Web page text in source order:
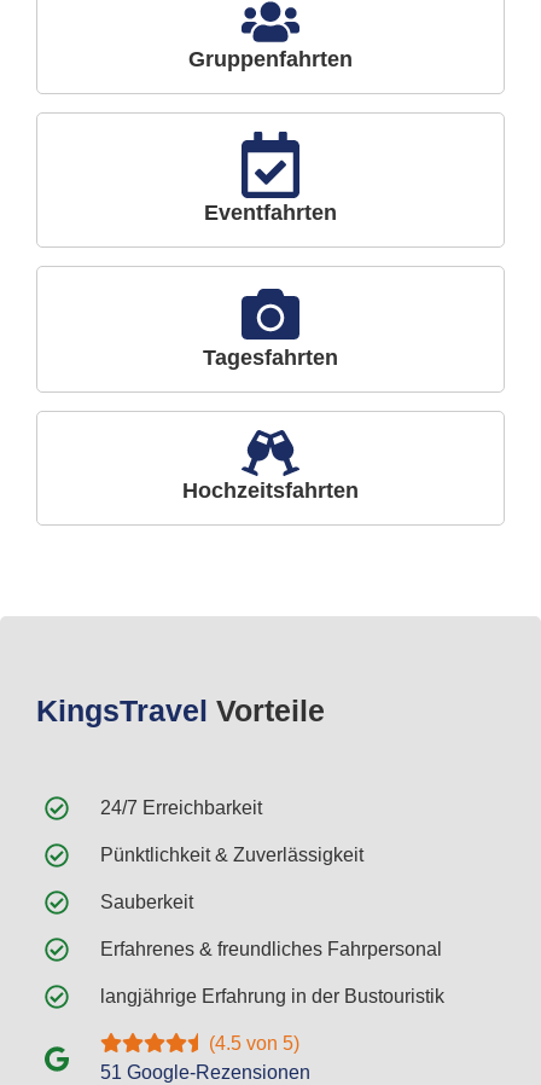
Gruppenfahrten
Eventfahrten
Tagesfahrten
Hochzeitsfahrten
KingsTravel Vorteile
24/7 Erreichbarkeit
Pünktlichkeit & Zuverlässigkeit
Sauberkeit
Erfahrenes & freundliches Fahrpersonal
langjährige Erfahrung in der Bustouristik
(4.5 von 5)
51 Google-Rezensionen